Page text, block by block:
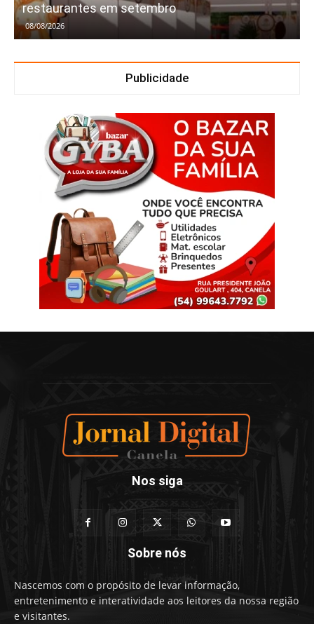
restaurantes em setembro
08/08/2026
Publicidade
Nos siga
Sobre nós
Nascemos com o propósito de levar informação,
entretenimento e interatividade aos leitores da nossa região
e visitantes.